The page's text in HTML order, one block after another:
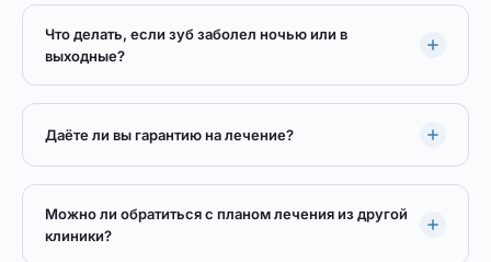
Что делать, если зуб заболел ночью или в
выходные?
Даёте ли вы гарантию на лечение?
Можно ли обратиться с планом лечения из другой
клиники?